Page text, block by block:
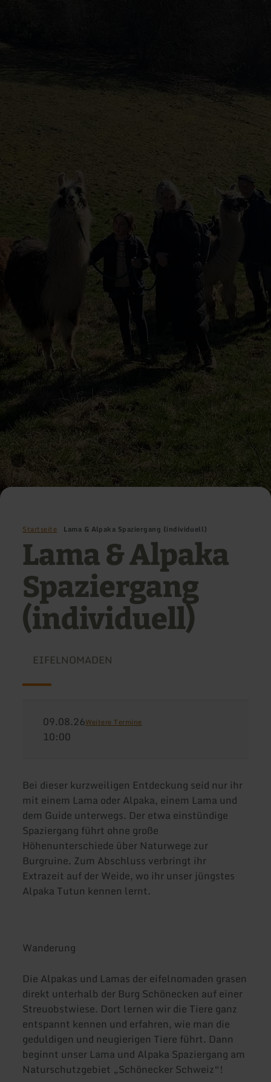
Startseite Lama & Alpaka Spaziergang (individuell)
Lama & Alpaka
Spaziergang
(individuell)
EIFELNOMADEN
09.08.26Weitere Termine
10:00
Bei dieser kurzweiligen Entdeckung seid nur ihr
mit einem Lama oder Alpaka, einem Lama und
dem Guide unterwegs. Der etwa einstündige
Spaziergang führt ohne große
Höhenunterschiede über Naturwege zur
Burgruine. Zum Abschluss verbringt ihr
Extrazeit auf der Weide, wo ihr unser jüngstes
Alpaka Tutun kennen lernt.
Wanderung
Die Alpakas und Lamas der eifelnomaden grasen
direkt unterhalb der Burg Schönecken auf einer
Streuobstwiese. Dort lernen wir die Tiere ganz
entspannt kennen und erfahren, wie man die
geduldigen und neugierigen Tiere führt. Dann
beginnt unser Lama und Alpaka Spaziergang am
Naturschutzgebiet „Schönecker Schweiz“!